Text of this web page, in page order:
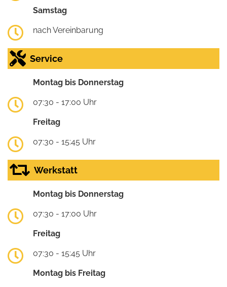
Samstag
nach Vereinbarung
Service
Montag bis Donnerstag
07:30 - 17:00 Uhr
Freitag
07:30 - 15:45 Uhr
Werkstatt
Montag bis Donnerstag
07:30 - 17:00 Uhr
Freitag
07:30 - 15:45 Uhr
Montag bis Freitag